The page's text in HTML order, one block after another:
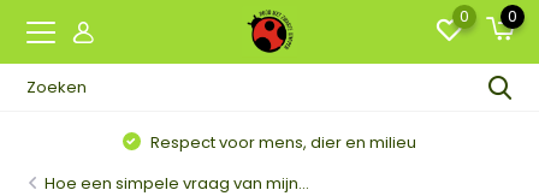
0 0
Respect voor mens, dier en milieu
Hoe een simpele vraag van mijn...